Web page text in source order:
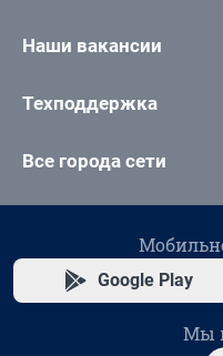
Наши вакансии
Техподдержка
Все города сети
Google Play
Мы